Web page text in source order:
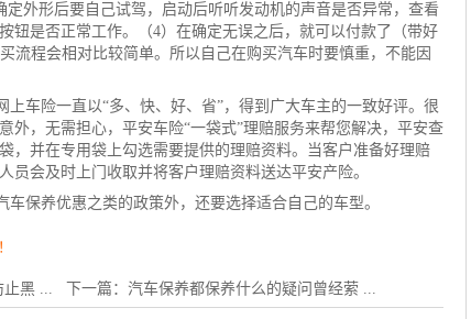
定外形后要自己试驾，启动后听听发动机的声音是否异常，查看
钮是否正常工作。（4）在确定无误之后，就可以付款了（带好
流程会相对比较简单。所以自己在购买汽车时要慎重，不能因
上车险一直以“多、快、好、省”，得到广大车主的一致好评。很
外，无需担心，平安车险“一袋式”理赔服务来帮您解决，平安查
，并在专用袋上勾选需要提供的理赔资料。当客户准备好理赔
会及时上门收取并将客户理赔资料送达平安产险。
保养优惠之类的政策外，还要选择适合自己的车型。
止黑 ... 下一篇： 汽车保养都保养什么的疑问曾经萦 ...